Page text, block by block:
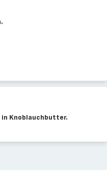
in Knoblauchbutter.